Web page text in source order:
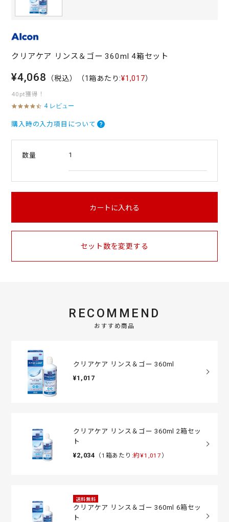
クリアケア リンス＆ゴー 360ml 4箱セット
¥4,068 （税込） （1箱あたり:¥1,017）
40pt獲得！
4
5
t
i
4 レビュー
購入時の入力項目について
数量 1
カートに入れる
セット数を変更する
RECOMMEND
おすすめ商品
クリアケア リンス＆ゴー 360ml
¥1,017
クリアケア リンス＆ゴー 360ml 2箱セッ
ト
¥2,034 （1箱あたり:約¥1,017 ）
送料無料
クリアケア リンス＆ゴー 360ml 6箱セッ
ト